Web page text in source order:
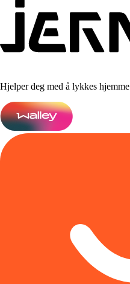
Hjelper deg med å lykkes